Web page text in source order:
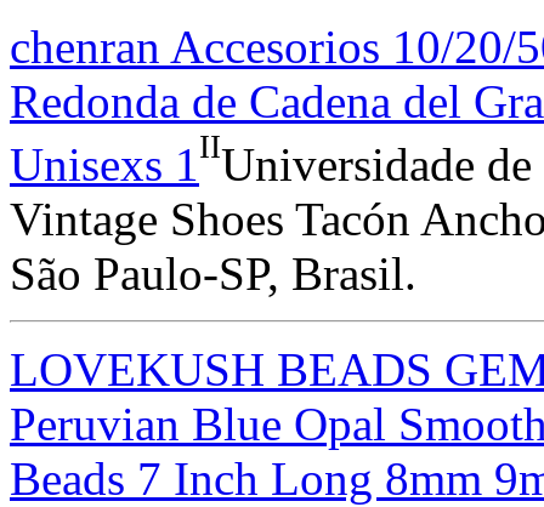
chenran Accesorios 10/
Redonda de Cadena del
Unisexs 1IIUniversidade
Vintage Shoes Tacón
São Paulo-SP, Brasil.
LOVEKUSH BEADS
Peruvian Blue Opal
Beads 7 Inch Long 8mm